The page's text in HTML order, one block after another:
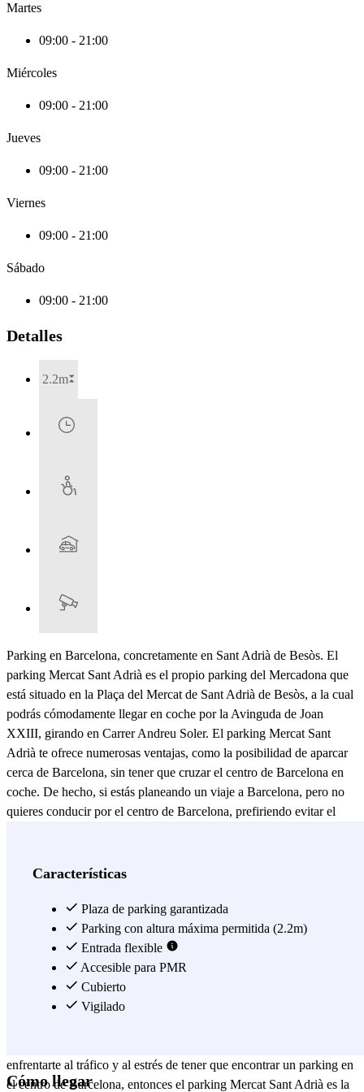
Martes
09:00 - 21:00
Miércoles
09:00 - 21:00
Jueves
09:00 - 21:00
Viernes
09:00 - 21:00
Sábado
09:00 - 21:00
Detalles
2.2m
Parking en Barcelona, concretamente en Sant Adrià de Besòs. El
parking Mercat Sant Adrià es el propio parking del Mercadona que
está situado en la Plaça del Mercat de Sant Adrià de Besòs, a la cual
podrás cómodamente llegar en coche por la Avinguda de Joan
XXIII, girando en Carrer Andreu Soler. El parking Mercat Sant
Adrià te ofrece numerosas ventajas, como la posibilidad de aparcar
cerca de Barcelona, sin tener que cruzar el centro de Barcelona en
coche. De hecho, si estás planeando un viaje a Barcelona, pero no
quieres conducir por el centro de Barcelona, prefiriendo evitar el
Barcelona al mejor precio. Dónde aparcar en Barcelona ya no será
a tan solo 300 metros de la estación Artigues – Sant Adrià, por la
que transita la línea 2 de metro, la cual te permitirá llegar
rápidamente hasta Barcelona y hasta sus principales lugares de
interés. Gracias a la línea 2, desde el parking Mercat Sant Adrià,
podrás disfrutar de tu visita a Barcelona sin preocuparte de dónde
aparcar en Barcelona, y podrás aprovechar tu tiempo para visitar la
enfrentarte al tráfico y al estrés de tener que encontrar un parking en
el centro de Barcelona, entonces el parking Mercat Sant Adrià es la
Características
Plaza de parking garantizada
Parking con altura máxima permitida (2.2m)
Entrada flexible
Accesible para PMR
Cubierto
Vigilado
Cómo llegar